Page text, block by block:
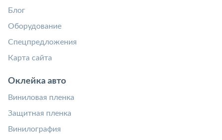
Блог
Оборудование
Спецпредложения
Карта сайта
Оклейка авто
Виниловая пленка
Защитная пленка
Винилография